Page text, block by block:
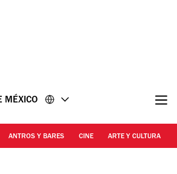
MÉXICO
ANTROS Y BARES CINE ARTE Y CULTURA